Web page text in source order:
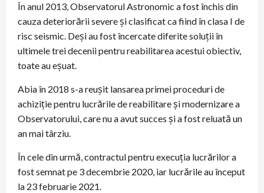
În anul 2013, Observatorul Astronomic a fost închis din
cauza deteriorării severe și clasificat ca fiind în clasa I de
risc seismic. Deși au fost încercate diferite soluții în
ultimele trei decenii pentru reabilitarea acestui obiectiv,
toate au eșuat.
Abia în 2018 s-a reușit lansarea primei proceduri de
achiziție pentru lucrările de reabilitare și modernizare a
Observatorului, care nu a avut succes și a fost reluată un
an mai târziu.
În cele din urmă, contractul pentru execuția lucrărilor a
fost semnat pe 3 decembrie 2020, iar lucrările au început
la 23 februarie 2021.